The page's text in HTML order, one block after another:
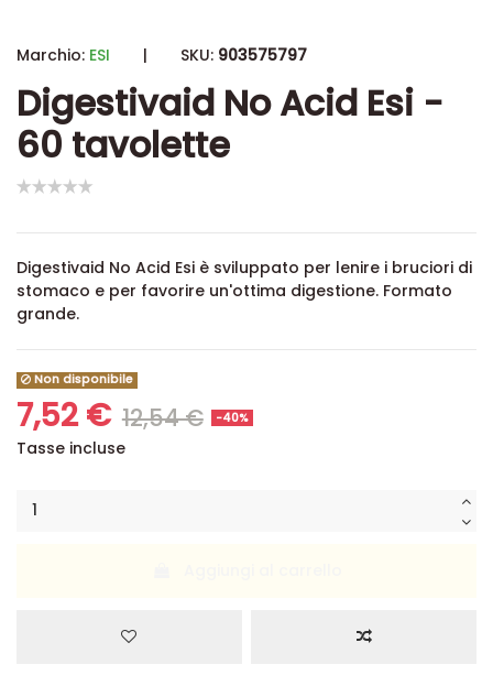
Marchio: ESI | SKU: 903575797
Digestivaid No Acid Esi -
60 tavolette
Digestivaid No Acid Esi è sviluppato per lenire i bruciori di
stomaco e per favorire un'ottima digestione. Formato
grande.
Non disponibile
7,52 € 12,54 € -40%
Tasse incluse